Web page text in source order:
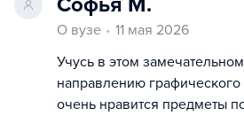
О вузе
11 мая 2026
Учусь в этом
направлению
очень нравится предметы